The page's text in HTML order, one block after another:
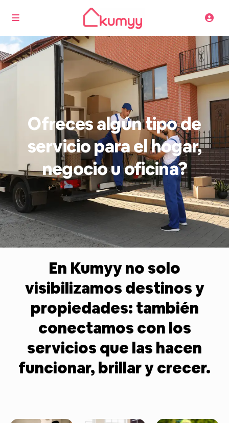
Ofreces algún tipo de
servicio para el hogar,
negocio u oficina?
En Kumyy no solo
visibilizamos destinos y
propiedades: también
conectamos con los
servicios que las hacen
funcionar, brillar y crecer.